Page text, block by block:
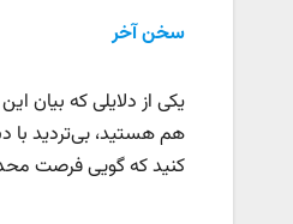
سخن آخر
یکی از دلایلی که بیان
هم هستید، بی‌تردید با
کنید که گویی فرصت